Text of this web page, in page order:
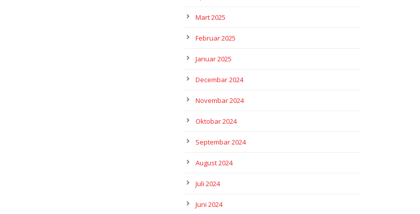
Mart 2025
Februar 2025
Januar 2025
Decembar 2024
Novembar 2024
Oktobar 2024
Septembar 2024
August 2024
Juli 2024
Juni 2024